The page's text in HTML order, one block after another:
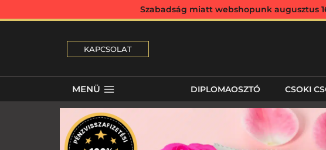
Szabadság miatt webshopunk augusztus
KAPCSOLAT
MENÜ DIPLOMAOSZTÓ CSOKI